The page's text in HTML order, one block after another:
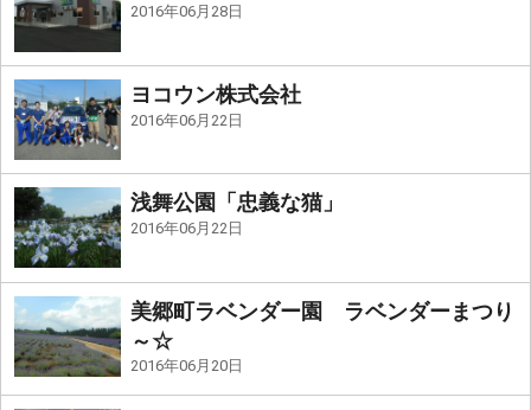
2016年06月28日
ヨコウン株式会社
2016年06月22日
浅舞公園「忠義な猫」
2016年06月22日
美郷町ラベンダー園 ラベンダーまつり
～☆
2016年06月20日